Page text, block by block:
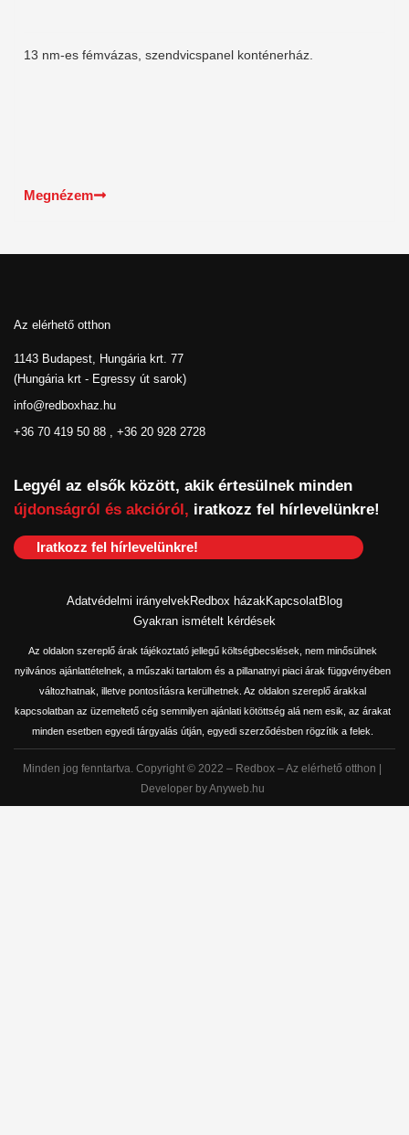
13 nm-es fémvázas, szendvicspanel konténerház.
Megnézem
Az elérhető otthon
1143 Budapest, Hungária krt. 77
(Hungária krt - Egressy út sarok)
info@redboxhaz.hu
+36 70 419 50 88 , +36 20 928 2728
Legyél az elsők között, akik értesülnek minden
újdonságról és akcióról, iratkozz fel hírlevelünkre!
Iratkozz fel hírlevelünkre!
Adatvédelmi irányelvekRedbox házakKapcsolatBlog
Gyakran ismételt kérdések
Az oldalon szereplő árak tájékoztató jellegű költségbecslések, nem minősülnek
nyilvános ajánlattételnek, a műszaki tartalom és a pillanatnyi piaci árak függvényében
változhatnak, illetve pontosításra kerülhetnek. Az oldalon szereplő árakkal
kapcsolatban az üzemeltető cég semmilyen ajánlati kötöttség alá nem esik, az árakat
minden esetben egyedi tárgyalás útján, egyedi szerződésben rögzítik a felek.
Minden jog fenntartva. Copyright © 2022 – Redbox – Az elérhető otthon |
Developer by Anyweb.hu